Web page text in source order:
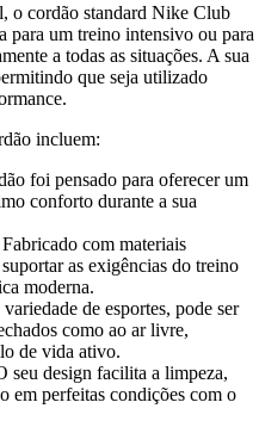
o cordão standard Nike Club
para um treino intensivo ou para
a todas as situações. A sua
que seja utilizado
incluem:
foi pensado para oferecer um
conforto durante a sua
Fabricado com materiais
as exigências do treino
moderna.
de esportes, pode ser
como ao ar livre,
de vida ativo.
seu design facilita a limpeza,
em perfeitas condições com o